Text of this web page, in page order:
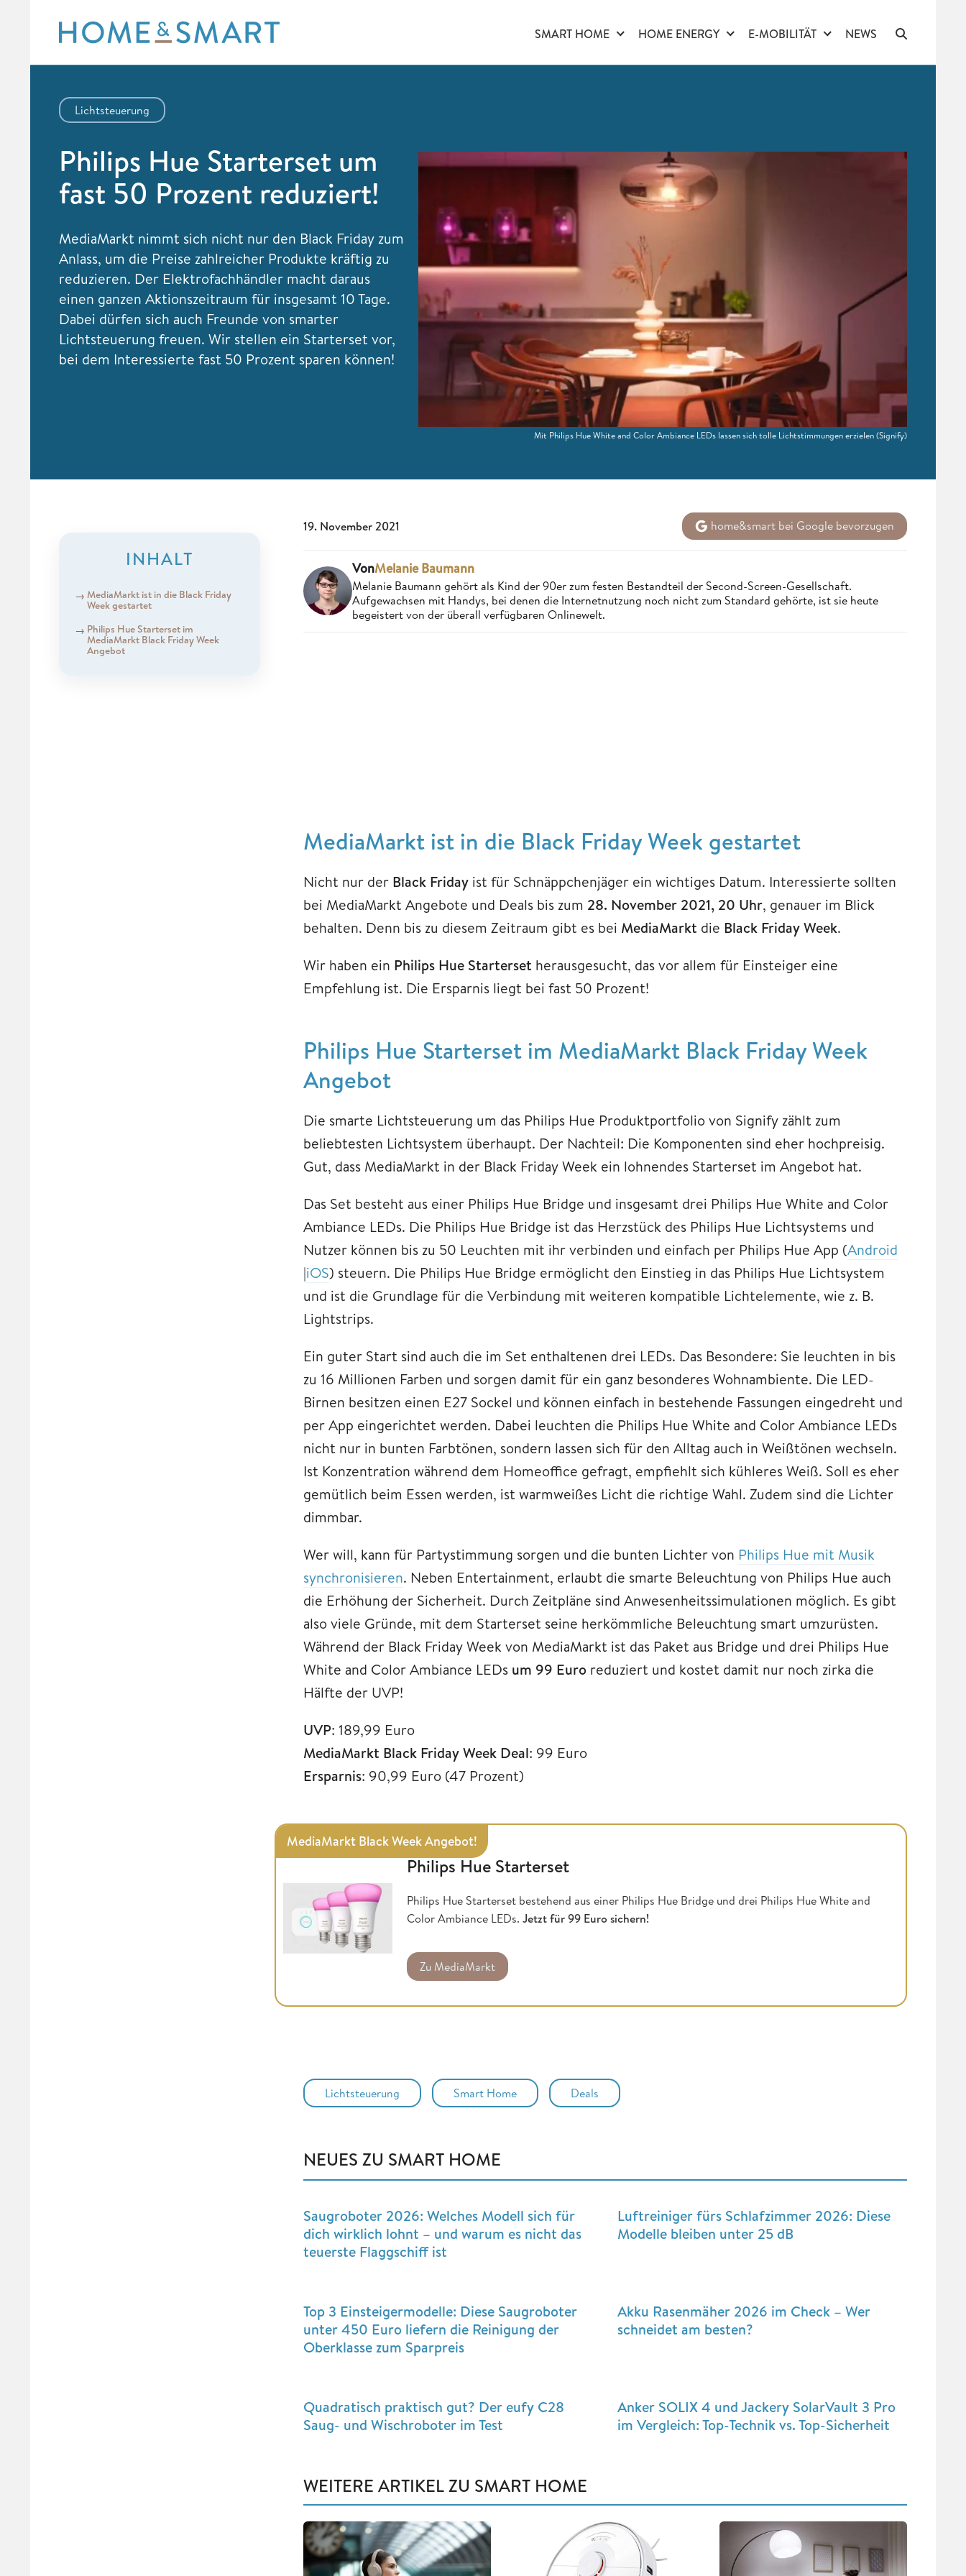
content
SMART HOME HOME ENERGY E-MOBILITÄT NEWS
Lichtsteuerung
Philips Hue Starterset um
fast 50 Prozent reduziert!
MediaMarkt nimmt sich nicht nur den Black Friday zum
Anlass, um die Preise zahlreicher Produkte kräftig zu
reduzieren. Der Elektrofachhändler macht daraus
einen ganzen Aktionszeitraum für insgesamt 10 Tage.
Dabei dürfen sich auch Freunde von smarter
Lichtsteuerung freuen. Wir stellen ein Starterset vor,
bei dem Interessierte fast 50 Prozent sparen können!
Mit Philips Hue White and Color Ambiance LEDs lassen sich tolle Lichtstimmungen erzielen(Signify)
INHALT
MediaMarkt ist in die Black Friday
Week gestartet
Philips Hue Starterset im
MediaMarkt Black Friday Week
Angebot
19. November 2021 home&smart bei Google bevorzugen
VonMelanie Baumann
Melanie Baumann gehört als Kind der 90er zum festen Bestandteil der Second-Screen-Gesellschaft.
Aufgewachsen mit Handys, bei denen die Internetnutzung noch nicht zum Standard gehörte, ist sie heute
begeistert von der überall verfügbaren Onlinewelt.
MediaMarkt ist in die Black Friday Week gestartet
Nicht nur der Black Friday ist für Schnäppchenjäger ein wichtiges Datum. Interessierte sollten
bei MediaMarkt Angebote und Deals bis zum 28. November 2021, 20 Uhr, genauer im Blick
behalten. Denn bis zu diesem Zeitraum gibt es bei MediaMarkt die Black Friday Week.
Wir haben ein Philips Hue Starterset herausgesucht, das vor allem für Einsteiger eine
Empfehlung ist. Die Ersparnis liegt bei fast 50 Prozent!
Philips Hue Starterset im MediaMarkt Black Friday Week
Angebot
Die smarte Lichtsteuerung um das Philips Hue Produktportfolio von Signify zählt zum
beliebtesten Lichtsystem überhaupt. Der Nachteil: Die Komponenten sind eher hochpreisig.
Gut, dass MediaMarkt in der Black Friday Week ein lohnendes Starterset im Angebot hat.
Das Set besteht aus einer Philips Hue Bridge und insgesamt drei Philips Hue White and Color
Ambiance LEDs. Die Philips Hue Bridge ist das Herzstück des Philips Hue Lichtsystems und
Nutzer können bis zu 50 Leuchten mit ihr verbinden und einfach per Philips Hue App (Android
|iOS) steuern. Die Philips Hue Bridge ermöglicht den Einstieg in das Philips Hue Lichtsystem
und ist die Grundlage für die Verbindung mit weiteren kompatible Lichtelemente, wie z. B.
Lightstrips.
Ein guter Start sind auch die im Set enthaltenen drei LEDs. Das Besondere: Sie leuchten in bis
zu 16 Millionen Farben und sorgen damit für ein ganz besonderes Wohnambiente. Die LED-
Birnen besitzen einen E27 Sockel und können einfach in bestehende Fassungen eingedreht und
per App eingerichtet werden. Dabei leuchten die Philips Hue White and Color Ambiance LEDs
nicht nur in bunten Farbtönen, sondern lassen sich für den Alltag auch in Weißtönen wechseln.
Ist Konzentration während dem Homeoffice gefragt, empfiehlt sich kühleres Weiß. Soll es eher
gemütlich beim Essen werden, ist warmweißes Licht die richtige Wahl. Zudem sind die Lichter
dimmbar.
Wer will, kann für Partystimmung sorgen und die bunten Lichter von Philips Hue mit Musik
synchronisieren. Neben Entertainment, erlaubt die smarte Beleuchtung von Philips Hue auch
die Erhöhung der Sicherheit. Durch Zeitpläne sind Anwesenheitssimulationen möglich. Es gibt
also viele Gründe, mit dem Starterset seine herkömmliche Beleuchtung smart umzurüsten.
Während der Black Friday Week von MediaMarkt ist das Paket aus Bridge und drei Philips Hue
White and Color Ambiance LEDs um 99 Euro reduziert und kostet damit nur noch zirka die
Hälfte der UVP!
UVP: 189,99 Euro
MediaMarkt Black Friday Week Deal: 99 Euro
Ersparnis: 90,99 Euro (47 Prozent)
MediaMarkt Black Week Angebot!
Philips Hue Starterset
Philips Hue Starterset bestehend aus einer Philips Hue Bridge und drei Philips Hue White and
Color Ambiance LEDs.Jetzt für 99 Euro sichern!
Zu MediaMarkt
Lichtsteuerung Smart Home Deals
NEUES ZU SMART HOME
Saugroboter 2026: Welches Modell sich für
dich wirklich lohnt – und warum es nicht das
teuerste Flaggschiff ist
Luftreiniger fürs Schlafzimmer 2026: Diese
Modelle bleiben unter 25 dB
Top 3 Einsteigermodelle: Diese Saugroboter
unter 450 Euro liefern die Reinigung der
Oberklasse zum Sparpreis
Akku Rasenmäher 2026 im Check – Wer
schneidet am besten?
Quadratisch praktisch gut? Der eufy C28
Saug- und Wischroboter im Test
Anker SOLIX 4 und Jackery SolarVault 3 Pro
im Vergleich: Top-Technik vs. Top-Sicherheit
WEITERE ARTIKEL ZU SMART HOME